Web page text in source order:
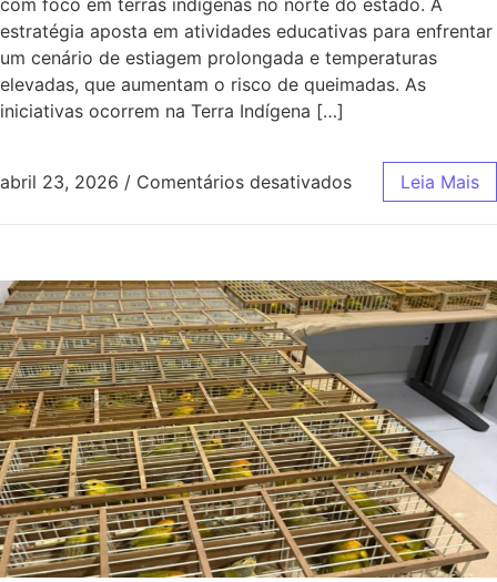
com foco em terras indígenas no norte do estado. A
estratégia aposta em atividades educativas para enfrentar
um cenário de estiagem prolongada e temperaturas
elevadas, que aumentam o risco de queimadas. As
iniciativas ocorrem na Terra Indígena […]
abril 23, 2026 / Comentários desativados Leia Mais